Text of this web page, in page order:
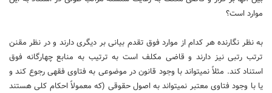
موارد است؟
به نظر نگارنده هر کدام از موارد فوق تقدم بیانی بر دیگری دارند و در نظر مقنن
ترتب رتبی نیز دارند و قاضی مکلف است به ترتیب به منابع چهارگانه فوق
استناد کند. مثلاً نمی‏تواند با وجود قانون در موضوعی به فتاوی فقهی رجوع کند و
یا با وجود فتاوی معتبر نمی‏تواند به اصول حقوقی (که معمولاً احکام کلی هستند